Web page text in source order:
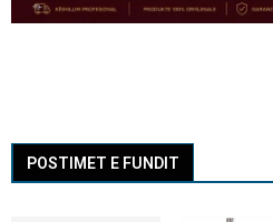
POSTIMET E FUNDIT